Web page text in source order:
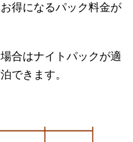
得になるパック料金が
合はナイトパックが適
できます。